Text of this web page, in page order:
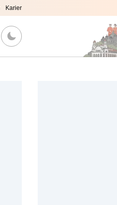
Karier